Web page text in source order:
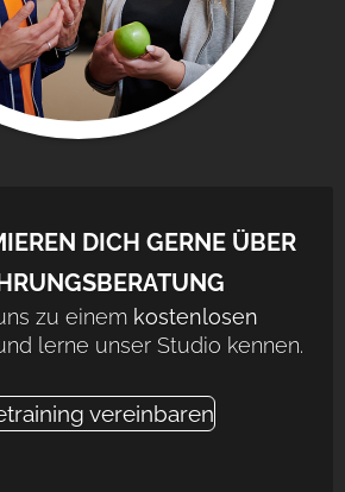
DICH GERNE ÜBER
zu einem kostenlosen
lerne unser Studio kennen.
vereinbaren